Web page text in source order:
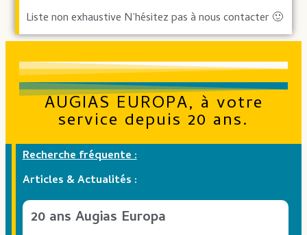
Liste non exhaustive N’hésitez pas à nous contacter 🙂
AUGIAS EUROPA, à votre
service depuis 20 ans.
Recherche fréquente :
Articles & Actualités :
20 ans Augias Europa